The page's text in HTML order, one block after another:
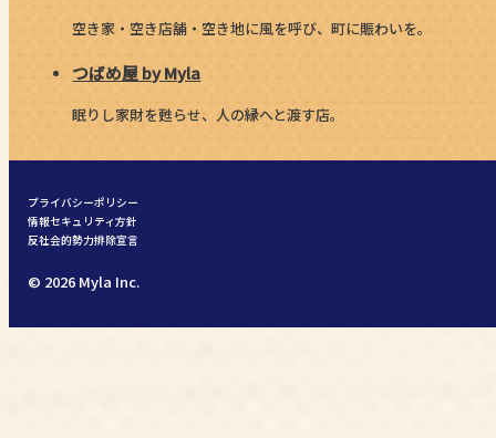
空き家・空き店舗・空き地に風を呼び、町に賑わいを。
つばめ屋 by Myla
眠りし家財を甦らせ、人の縁へと渡す店。
プライバシーポリシー
情報セキュリティ方針
反社会的勢力排除宣言
© 2026 Myla Inc.